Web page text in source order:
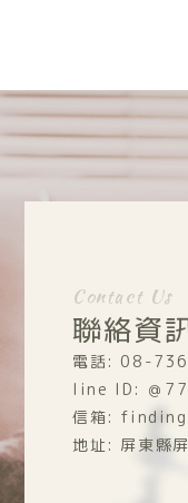
Contact Us
聯絡資
電話: 08-
line ID: ＠
信箱:
地址: 屏東縣